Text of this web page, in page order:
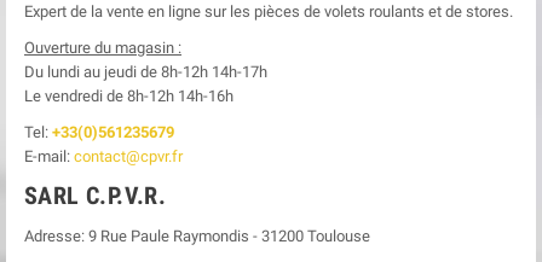
Expert de la vente en ligne sur les pièces de volets roulants et de stores.
Ouverture du magasin :
Du lundi au jeudi de 8h-12h 14h-17h
Le vendredi de 8h-12h 14h-16h
Tel: +33(0)561235679
E-mail: contact@cpvr.fr
SARL C.P.V.R.
Adresse: 9 Rue Paule Raymondis - 31200 Toulouse